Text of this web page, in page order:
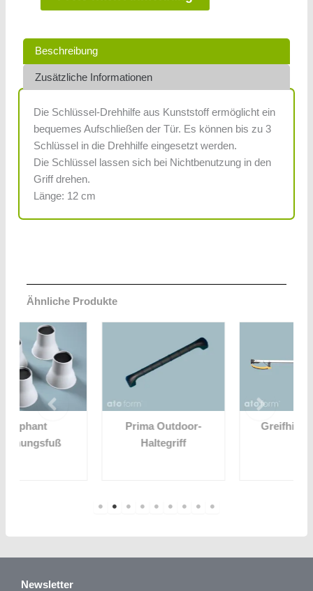
Beschreibung
Zusätzliche Informationen
Die Schlüssel-Drehhilfe aus Kunststoff ermöglicht ein
bequemes Aufschließen der Tür. Es können bis zu 3
Schlüssel in die Drehhilfe eingesetzt werden.
Die Schlüssel lassen sich bei Nichtbenutzung in den
Griff drehen.
Länge: 12 cm
Ähnliche Produkte
Prima Outdoor-
Greifhilfe faltbar
Newsletter